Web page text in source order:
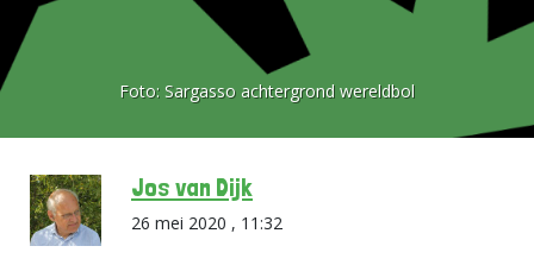
Foto: Sargasso achtergrond wereldbol
Jos van Dijk
26 mei 2020 , 11:32